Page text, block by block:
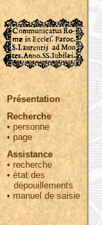
Présentation
Recherche
• personne
•page
Assistance
• recherche
•état des
dépouillements
•manuel de saisie